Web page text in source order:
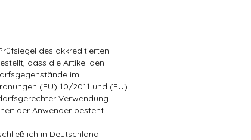
des akkreditierten
dass die Artikel den
im
(EU) 10/2011 und (EU)
Verwendung
der Anwender besteht.
in Deutschland